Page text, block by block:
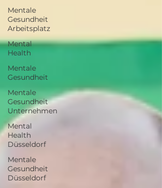
Mentale
Gesundheit
Arbeitsplatz
Mental
Health
Mentale
Gesundheit
Mentale
Gesundheit
Unternehmen
Mental
Health
Düsseldorf
Mentale
Gesundheit
Düsseldorf